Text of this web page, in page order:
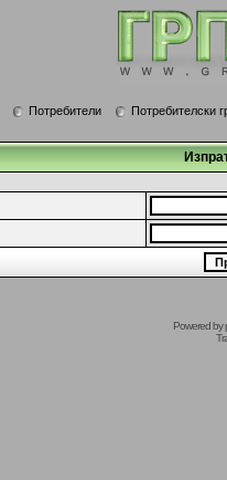
Потребители
Потребителски
Powered by